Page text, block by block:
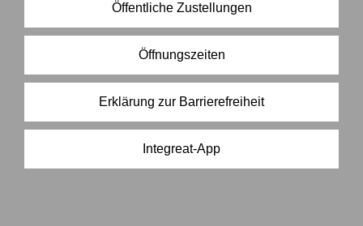
Öffentliche Zustellungen
Öffnungszeiten
Erklärung zur Barrierefreiheit
Integreat-App